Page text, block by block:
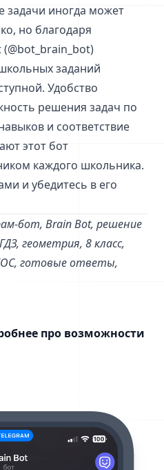
задачи иногда может
но благодаря
(@bot_brain_bot)
заданий
Удобство
решения задач по
и соответствие
этот бот
каждого школьника.
и убедитесь в его
бот, Brain Bot, решение
геометрия, 8 класс,
готовые ответы,
про возможности